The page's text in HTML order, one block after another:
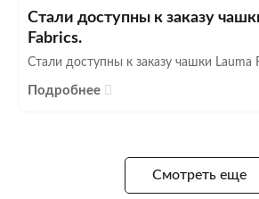
Стали доступны к заказу
Fabrics.
Стали доступны к заказу чашки Lauma
Подробнее
Смотреть еще